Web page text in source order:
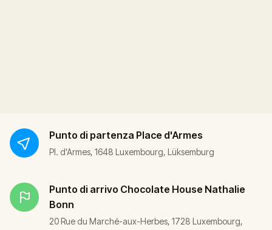
Punto di partenza Place d'Armes
Pl. d'Armes, 1648 Luxembourg, Lüksemburg
Punto di arrivo Chocolate House Nathalie
Bonn
20 Rue du Marché-aux-Herbes, 1728 Luxembourg,